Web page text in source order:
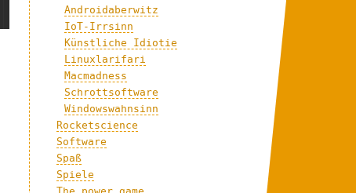
Androidaberwitz
IoT-Irrsinn
Künstliche Idiotie
Linuxlarifari
Macmadness
Schrottsoftware
Windowswahnsinn
Rocketscience
Software
Spaß
Spiele